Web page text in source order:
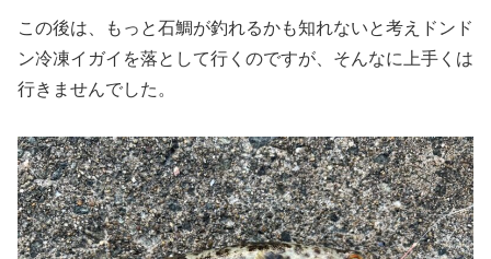
この後は、もっと石鯛が釣れるかも知れないと考えドンド
ン冷凍イガイを落として行くのですが、そんなに上手くは
行きませんでした。